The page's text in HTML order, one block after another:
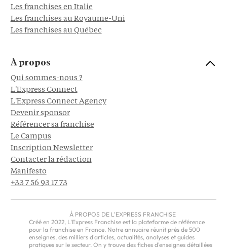
Les franchises en Italie
Les franchises au Royaume-Uni
Les franchises au Québec
À propos
Qui sommes-nous ?
L'Express Connect
L'Express Connect Agency
Devenir sponsor
Référencer sa franchise
Le Campus
Inscription Newsletter
Contacter la rédaction
Manifesto
+33 7 56 93 17 73
À PROPOS DE L'EXPRESS FRANCHISE
Créé en 2022, L'Express Franchise est la plateforme de référence
pour la franchise en France. Notre annuaire réunit près de 500
enseignes, des milliers d'articles, actualités, analyses et guides
pratiques sur le secteur. On y trouve des fiches d'enseignes détaillées